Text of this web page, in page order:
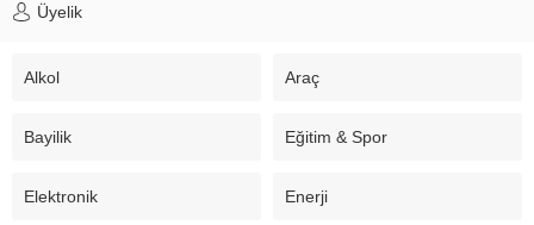
Üyelik
Alkol Araç
Bayilik Eğitim & Spor
Elektronik Enerji